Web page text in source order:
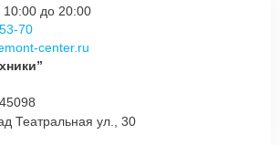
Театральная ул., 30
10:00 до 20:00
70
center.ru